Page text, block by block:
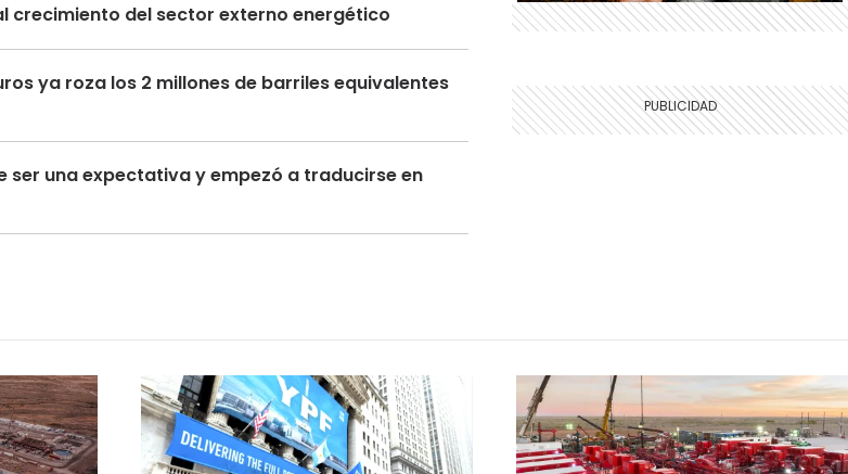
crecimiento del sector externo energético
ya roza los 2 millones de barriles equivalentes
ser una expectativa y empezó a traducirse en